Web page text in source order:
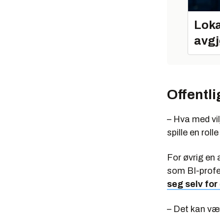
– Hva med
spille en
For øvrig en
som BI-
seg selv for
– Det kan